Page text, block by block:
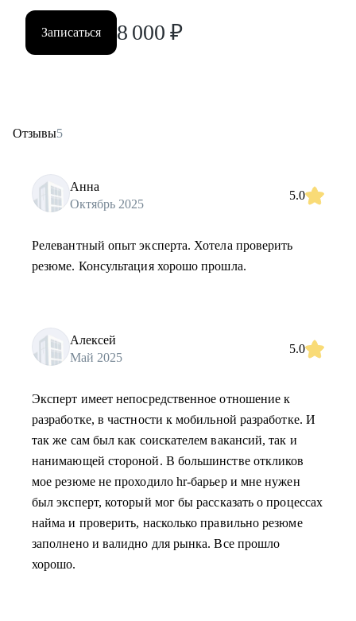
Записаться 8 000 ₽
Отзывы5
Анна
Октябрь 2025
5.0
Релевантный опыт эксперта. Хотела проверить
резюме. Консультация хорошо прошла.
Алексей
Май 2025
5.0
Эксперт имеет непосредственное отношение к
разработке, в частности к мобильной разработке. И
так же сам был как соискателем вакансий, так и
нанимающей стороной. В большинстве откликов
мое резюме не проходило hr-барьер и мне нужен
был эксперт, который мог бы рассказать о процессах
найма и проверить, насколько правильно резюме
заполнено и валидно для рынка. Все прошло
хорошо.